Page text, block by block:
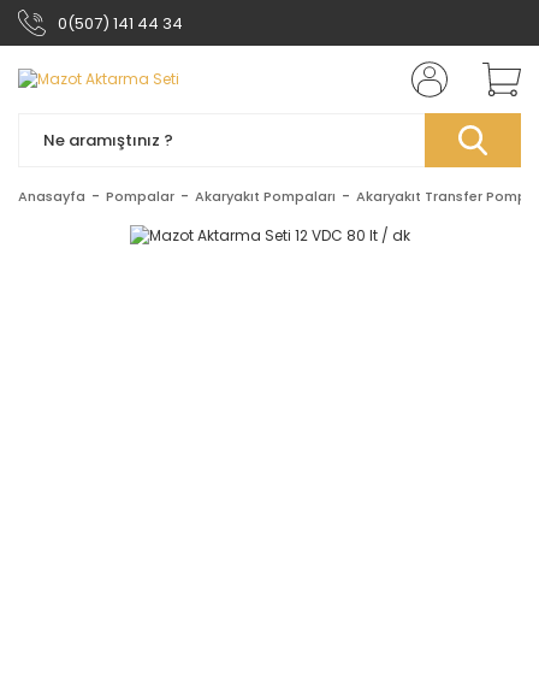
0(507) 141 44 34
Anasayfa Pompalar Akaryakıt Pompaları Akaryakıt Transfer